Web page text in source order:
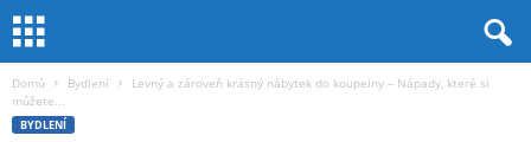
Domů Bydlení
Levný a zároveň krásný nábytek do koupelny – Nápady, které si
můžete...
BYDLENÍ